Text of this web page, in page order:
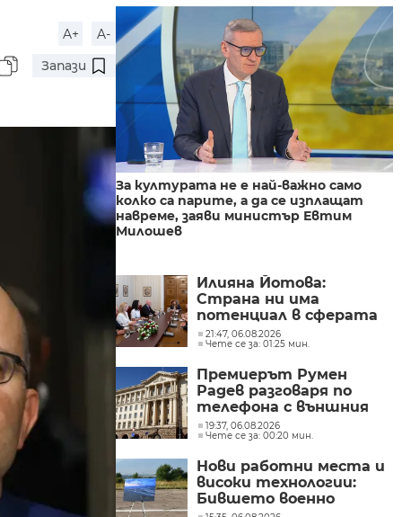
A+
A-
Запази
За културата не е най-важно само
колко са парите, а да се изплащат
навреме, заяви министър Евтим
Милошев
Илияна Йотова:
Страна ни има
потенциал в сферата
на изкуствения
интелект и бизнесът
перспективи
21:47, 06.08.2026
Чете се за: 01:25 мин.
Премиерът Румен
Радев разговаря по
телефона с външния
министър на
Великобритания Ед
Милибанд
19:37, 06.08.2026
Чете се за: 00:20 мин.
Нови работни места и
високи технологии:
Бившето военно